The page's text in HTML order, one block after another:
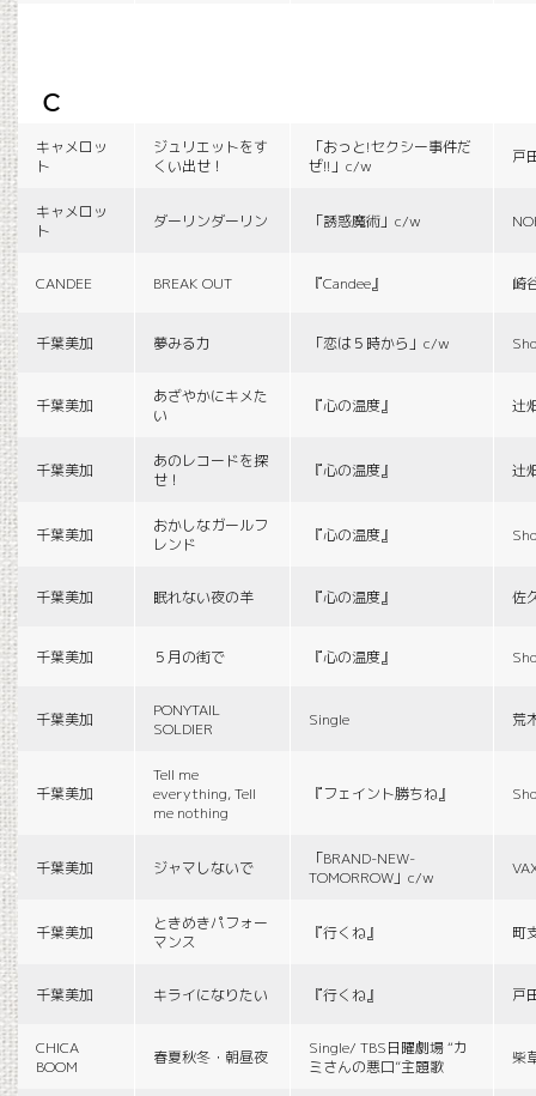
c
キャメロッ
ト
ジュリエットをす
くい出せ！
「おっと!セクシー事件だ
ぜ!!」c/w
戸
キャメロッ
ト
ダーリンダーリン 「誘惑魔術」c/w
CANDEE BREAK OUT 『Candee』 崎
千葉美加 夢みる力 「恋は５時から」c/w
千葉美加
あざやかにキメた
い
『心の温度』 辻
千葉美加
あのレコードを探
せ！
『心の温度』 辻
千葉美加
おかしなガールフ
レンド
『心の温度』
千葉美加 眠れない夜の羊 『心の温度』 佐
千葉美加 ５月の街で 『心の温度』
千葉美加
PONYTAIL
SOLDIER
Single 荒
千葉美加
Tell me
everything, Tell
me nothing
『フェイント勝ちね』
千葉美加 ジャマしないで
「BRAND-NEW-
TOMORROW」c/w
千葉美加
ときめきパフォー
マンス
『行くね』 町
千葉美加 キライになりたい 『行くね』 戸
CHICA
BOOM
春夏秋冬・朝昼夜
Single/ TBS日曜劇場 “カ
ミさんの悪口”主題歌
柴